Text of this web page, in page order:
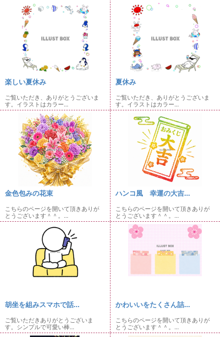
楽しい夏休み
ご覧いただき、ありがとうございま
す。イラストはカラー...
夏休み
ご覧いただき、ありがとうございま
す。イラストはカラー...
金色包みの花束
こちらのページを開いて頂きありが
とうございます＾＾。...
ハンコ風 幸運の大吉...
こちらのページを開いて頂きありが
とうございます＾＾。...
胡坐を組みスマホで話...
ご覧いただきありがとうございま
す。シンプルで可愛い棒...
かわいいをたくさん詰...
こちらのページを開いて頂きありが
とうございます＾＾。...